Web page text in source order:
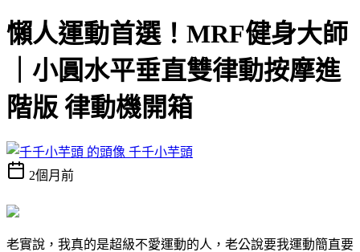
懶人運動首選！MRF健身大師
｜⼩圓⽔平垂直雙律動按摩進
階版 律動機開箱
千千小芋頭
2個月前
老實說，我真的是超級不愛運動的人，老公說要我運動簡直要